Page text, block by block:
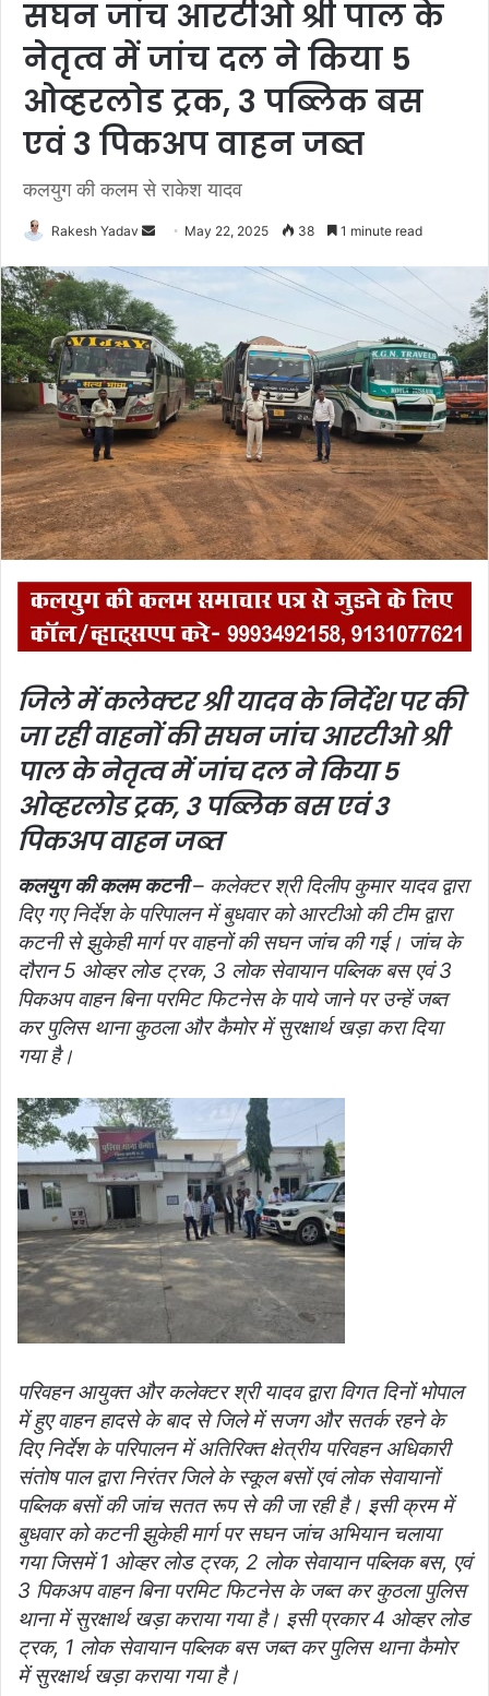
सघन जांच आरटीओ श्री पाल के
नेतृत्व में जांच दल ने किया 5
ओव्हरलोड ट्रक, 3 पब्लिक बस
एवं 3 पिकअप वाहन जब्त
कलयुग की कलम से राकेश यादव
Rakesh Yadav
n
d
a
n
e
m
a
i
l
May 22, 2025 38 1 minute read
जिले में कलेक्टर श्री यादव के निर्देश पर की
जा रही वाहनों की सघन जांचआरटीओ श्री
पाल के नेतृत्व में जांच दल ने किया 5
ओव्हरलोड ट्रक, 3 पब्लिक बस एवं 3
पिकअप वाहन जब्त
कलयुग की कलम कटनी– कलेक्टर श्री दिलीप कुमार यादव द्वारा
दिए गए निर्देश के परिपालन में बुधवार को आरटीओ की टीम द्वारा
कटनी से झुकेही मार्ग पर वाहनों की सघन जांच की गई। जांच के
दौरान 5 ओव्हर लोड ट्रक, 3 लोक सेवायान पब्लिक बस एवं 3
पिकअप वाहन बिना परमिट फिटनेस के पाये जाने पर उन्हें जब्त
कर पुलिस थाना कुठला और कैमोर में सुरक्षार्थ खड़ा करा दिया
गया है।
परिवहन आयुक्त और कलेक्टर श्री यादव द्वारा विगत दिनों भोपाल
में हुए वाहन हादसे के बाद से जिले में सजग और सतर्क रहने के
दिए निर्देश के परिपालन में अतिरिक्त क्षेत्रीय परिवहन अधिकारी
संतोष पाल द्वारा निरंतर जिले के स्कूल बसों एवं लोक सेवायानों
पब्लिक बसों की जांच सतत रूप से की जा रही है। इसी क्रम में
बुधवार को कटनी झुकेही मार्ग पर सघन जांच अभियान चलाया
गया जिसमें 1 ओव्हर लोड ट्रक, 2 लोक सेवायान पब्लिक बस, एवं
3 पिकअप वाहन बिना परमिट फिटनेस के जब्त कर कुठला पुलिस
थाना में सुरक्षार्थ खड़ा कराया गया है। इसी प्रकार 4 ओव्हर लोड
ट्रक, 1 लोक सेवायान पब्लिक बस जब्त कर पुलिस थाना कैमोर
में सुरक्षार्थ खड़ा कराया गया है।